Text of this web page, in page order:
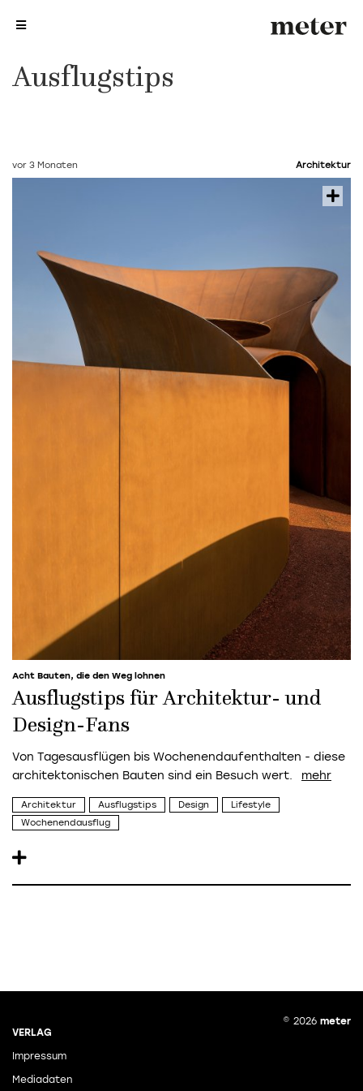
Ausflugstips
vor 3 Monaten Architektur
Acht Bauten, die den Weg lohnen
Ausflugstips für Architektur- und
Design-Fans
Von Tagesausflügen bis Wochenendaufenthalten - diese
architektonischen Bauten sind ein Besuch wert.
Architektur Ausflugstips Design
Lifestyle
Wochenendausflug
VERLAG
Impressum
Mediadaten
© 2026 meter